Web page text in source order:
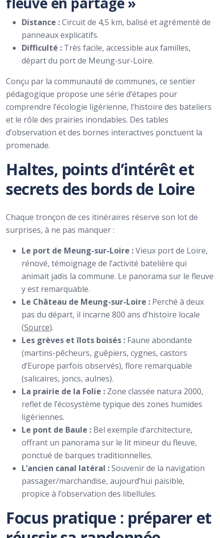
Distance :Circuit de 4,5 km, balisé et agrémenté de
panneaux explicatifs.
Difficulté : Très facile, accessible aux familles,
départ du port de Meung-sur-Loire.
Conçu par la communauté de communes, ce sentier
pédagogique propose une série d’étapes pour
comprendre l’écologie ligérienne, l’histoire des bateliers
et le rôle des prairies inondables. Des tables
d’observation et des bornes interactives ponctuent la
promenade.
Haltes, points d’intérêt et
secrets des bords de Loire
Chaque tronçon de ces itinéraires réserve son lot de
surprises, à ne pas manquer :
Le port de Meung-sur-Loire :Vieux port de Loire,
rénové, témoignage de l’activité batelière qui
animait jadis la commune. Le panorama sur le fleuve
y est remarquable.
Le Château de Meung-sur-Loire : Perché à deux
pas du départ, il incarne 800 ans d’histoire locale
(Source).
Les grèves et îlots boisés : Faune abondante
(martins-pêcheurs, guêpiers, cygnes, castors
d’Europe parfois observés), flore remarquable
(salicaires, joncs, aulnes).
La prairie de la Folie : Zone classée natura 2000,
reflet de l’écosystème typique des zones humides
ligériennes.
Le pont de Baule : Bel exemple d’architecture,
offrant un panorama sur le lit mineur du fleuve,
ponctué de barques traditionnelles.
L’ancien canal latéral :Souvenir de la navigation
passager/marchandise, aujourd’hui paisible,
propice à l’observation des libellules.
Focus pratique : préparer et